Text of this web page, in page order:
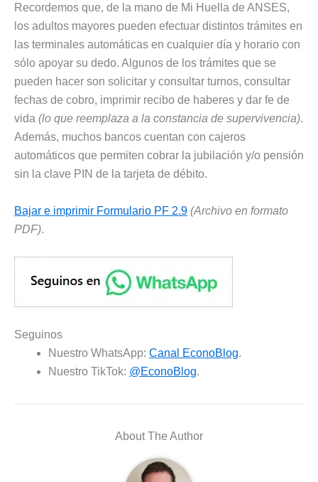
Recordemos que, de la mano de Mi Huella de ANSES,
los adultos mayores pueden efectuar distintos trámites en
las terminales automáticas en cualquier día y horario con
sólo apoyar su dedo. Algunos de los trámites que se
pueden hacer son solicitar y consultar turnos, consultar
fechas de cobro, imprimir recibo de haberes y dar fe de
vida (lo que reemplaza a la constancia de supervivencia).
Además, muchos bancos cuentan con cajeros
automáticos que permiten cobrar la jubilación y/o pensión
sin la clave PIN de la tarjeta de débito.
Bajar e imprimir Formulario PF 2.9 (Archivo en formato
PDF).
Seguinos
Nuestro WhatsApp: Canal EconoBlog.
Nuestro TikTok: @EconoBlog.
About The Author